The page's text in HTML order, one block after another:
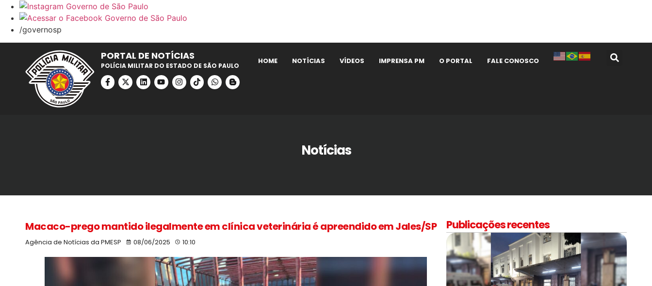
/governosp
PORTAL DE NOTÍCIAS
POLÍCIA MILITAR DO ESTADO DE SÃO PAULO
HOME NOTÍCIAS VÍDEOS IMPRENSA PM O PORTAL FALE CONOSCO
Notícias
Macaco-prego mantido ilegalmente em clínica veterinária é apreendido em Jales/SP
Agência de Notícias da PMESP 08/06/2025 10:10
Publicações recentes